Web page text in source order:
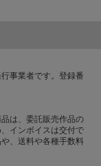
事業者です。登録番
は、委託販売作品の
インボイスは交付で
、送料や各種手数料